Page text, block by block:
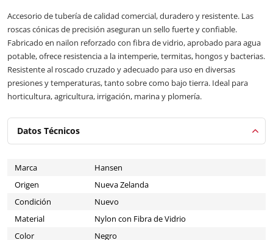
Accesorio de tubería de calidad comercial, duradero y resistente. Las
roscas cónicas de precisión aseguran un sello fuerte y confiable.
Fabricado en nailon reforzado con fibra de vidrio, aprobado para agua
potable, ofrece resistencia a la intemperie, termitas, hongos y bacterias.
Resistente al roscado cruzado y adecuado para uso en diversas
presiones y temperaturas, tanto sobre como bajo tierra. Ideal para
horticultura, agricultura, irrigación, marina y plomería.
Datos Técnicos
Marca
Hansen
Origen
Nueva Zelanda
Condición
Nuevo
Material
Nylon con Fibra de Vidrio
Color
Negro